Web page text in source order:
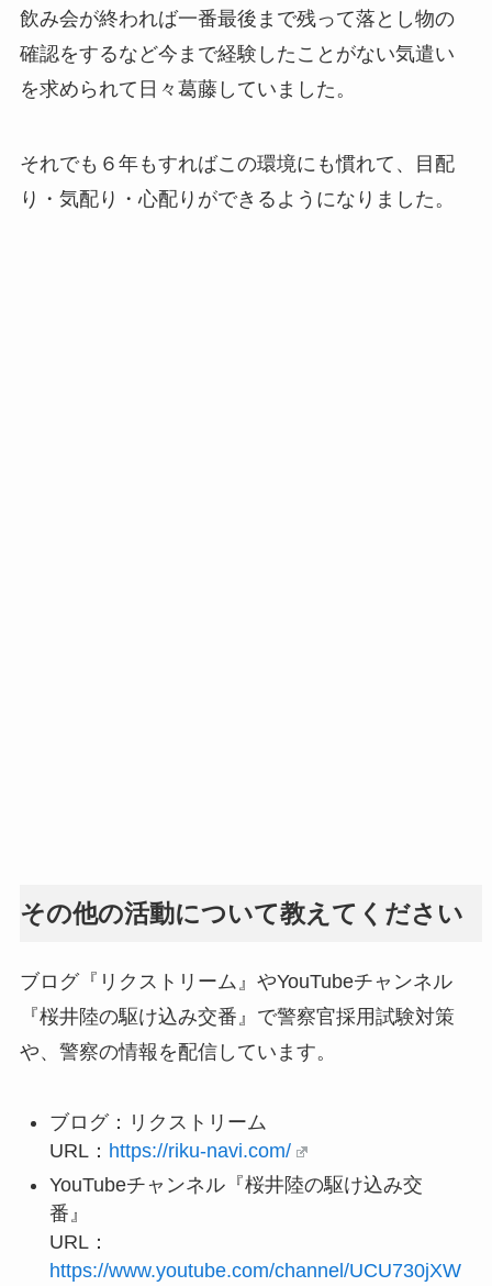
飲み会が終われば一番最後まで残って落とし物の
確認をするなど今まで経験したことがない気遣い
を求められて日々葛藤していました。
それでも６年もすればこの環境にも慣れて、目配
り・気配り・心配りができるようになりました。
その他の活動について教えてください
ブログ『リクストリーム』やYouTubeチャンネル
『桜井陸の駆け込み交番』で警察官採用試験対策
や、警察の情報を配信しています。
ブログ：リクストリーム
URL： https://riku-navi.com/
YouTubeチャンネル『桜井陸の駆け込み交
番』
URL：
https://www.youtube.com/channel/UCU730jXW